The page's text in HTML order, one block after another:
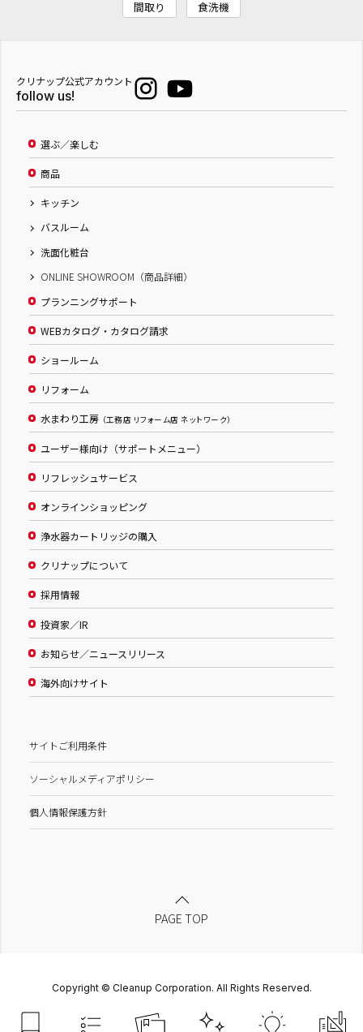
間取り 食洗機
クリナップ公式アカウント
follow us!
選ぶ／楽しむ
商品
キッチン
バスルーム
洗面化粧台
ONLINE SHOWROOM（商品詳細）
プランニングサポート
WEBカタログ・カタログ請求
ショールーム
リフォーム
水まわり工房 （工務店 リフォーム店 ネットワーク）
ユーザー様向け（サポートメニュー）
リフレッシュサービス
オンラインショッピング
浄水器カートリッジの購入
クリナップについて
採用情報
投資家／IR
お知らせ／ニュースリリース
海外向けサイト
サイトご利用条件
ソーシャルメディアポリシー
個人情報保護方針
PAGE TOP
Copyright © Cleanup Corporation. All Rights Reserved.